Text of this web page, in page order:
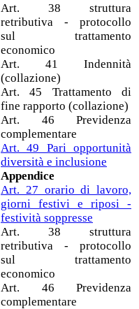
Art. 38 struttura
retributiva - protocollo
sul trattamento
economico
Art. 41 Indennità
(collazione)
Art. 45 Trattamento di
fine rapporto (collazione)
Art. 46 Previdenza
complementare
Art. 49 Pari opportunità
diversità e inclusione
Appendice
Art. 27 orario di lavoro,
giorni festivi e riposi -
festività soppresse
Art. 38 struttura
retributiva - protocollo
sul trattamento
economico
Art. 46 Previdenza
complementare